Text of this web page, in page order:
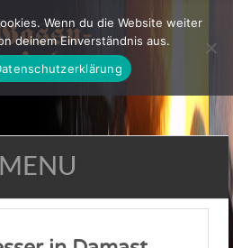
Wenn du die Website weiter
deinem Einverständnis aus.